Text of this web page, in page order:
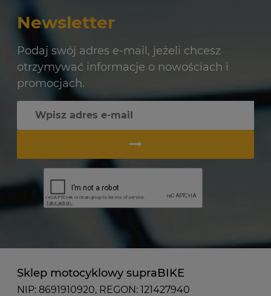
Newsletter
Podaj swój adres e-mail, jeżeli chcesz
otrzymywać informacje o nowościach i
promocjach.
Sklep motocyklowy supraBIKE
NIP: 8691910920, REGON: 121427940